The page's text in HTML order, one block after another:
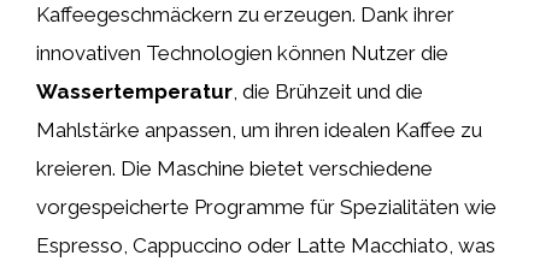
Kaffeegeschmäckern zu erzeugen. Dank ihrer
innovativen Technologien können Nutzer die
Wassertemperatur , die Brühzeit und die
Mahlstärke anpassen, um ihren idealen Kaffee zu
kreieren. Die Maschine bietet verschiedene
vorgespeicherte Programme für Spezialitäten wie
Espresso, Cappuccino oder Latte Macchiato, was